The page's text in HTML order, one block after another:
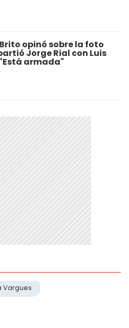
opinó sobre la foto
Jorge Rial con Luis
armada"
Vargues